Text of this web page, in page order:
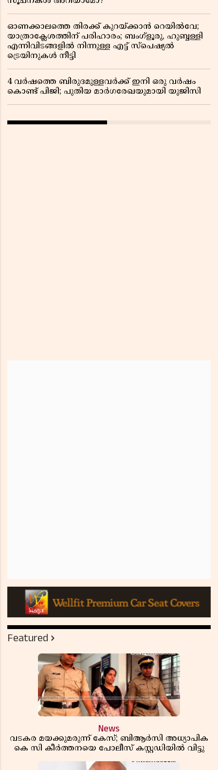
ഓണക്കാലത്തെ തിരക്ക് കുറയ്ക്കാൻ റെയിൽവേ;
യാത്രാക്ലേശത്തിന് പരിഹാരം; ബംഗ്ളൂരു, ഹുബ്ബള്ളി
എന്നിവിടങ്ങളിൽ നിന്നുള്ള എട്ട് സ്പെഷ്യൽ
ട്രെയിനുകൾ നീട്ടി
4 വർഷത്തെ ബിരുദമുള്ളവർക്ക് ഇനി ഒരു വർഷം
കൊണ്ട് പിജി; പുതിയ മാർഗരേഖയുമായി യുജിസി
Featured
News
വടകര മയക്കുമരുന്ന് കേസ്; ബിആർസി അധ്യാപിക
കെ സി കീർത്തനയെ പോലീസ് കസ്റ്റഡിയിൽ വിട്ടു